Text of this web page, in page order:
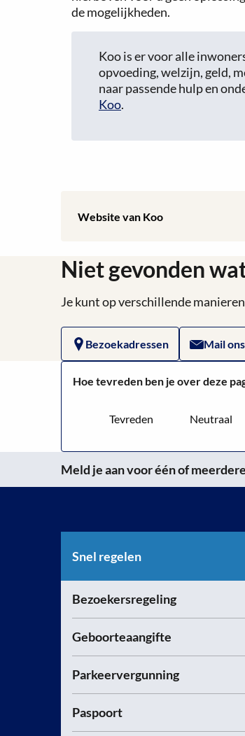
de mogelijkheden.
Koo is er voor alle
opvoeding, welzijn, geld,
naar passende hulp en
Koo.
Website van Koo
Lees
over
Website
van
Koo
Niet gevonden
Je kunt op verschillende
Bezoekadressen Mail ons
Hoe tevreden ben je over deze
Tevreden Neutraal
Meld je aan voor één of
Snel regelen
Bezoekersregeling
Geboorteaangifte
Parkeervergunning
Paspoort